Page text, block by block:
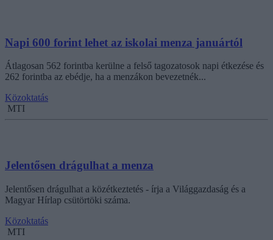
Napi 600 forint lehet az iskolai menza januártól
Átlagosan 562 forintba kerülne a felső tagozatosok napi étkezése és
262 forintba az ebédje, ha a menzákon bevezetnék...
Közoktatás
MTI
Jelentősen drágulhat a menza
Jelentősen drágulhat a közétkeztetés - írja a Világgazdaság és a
Magyar Hírlap csütörtöki száma.
Közoktatás
MTI